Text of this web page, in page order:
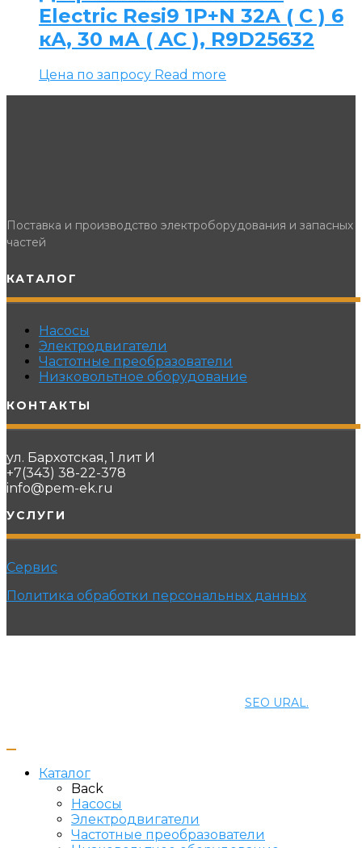
Electric Resi9 1P+N 32А ( C ) 6
кА, 30 мА ( AC ), R9D25632
Цена по запросу Read more
Поставка и производство электроборудования и запасных
частей
КАТАЛОГ
Насосы
Электродвигатели
Частотные преобразователи
Низковольтное оборудование
КОНТАКТЫ
ул. Бархотская, 1 лит И
+7(343) 38-22-378
info@pem-ek.ru
УСЛУГИ
Сервис
Политика обработки персональных данных
SEO URAL.
Каталог
Back
Насосы
Электродвигатели
Частотные преобразователи